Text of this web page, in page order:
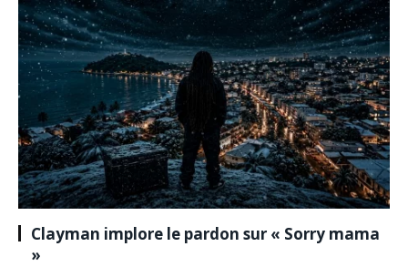
Clayman implore le pardon sur « Sorry mama
»